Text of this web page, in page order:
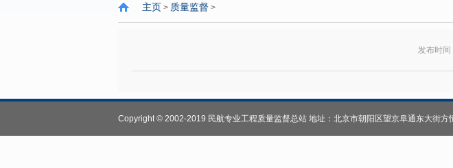
主页 > 质量监督 >
发布时
Copyright © 2002-2019 民航专业工程质量监督总站 地址：北京市朝阳区望京阜通东大街